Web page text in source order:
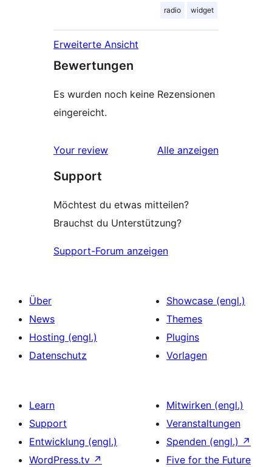
radio widget
Erweiterte Ansicht
Bewertungen
Es wurden noch keine Rezensionen
eingereicht.
Your review Alle Rezensionen
anzeigen
Support
Möchtest du etwas mitteilen?
Brauchst du Unterstützung?
Support-Forum anzeigen
Über
News
Hosting (engl.)
Datenschutz
Showcase (engl.)
Themes
Plugins
Vorlagen
Learn
Support
Entwicklung (engl.)
WordPress.tv ↗
Mitwirken (engl.)
Veranstaltungen
Spenden (engl.) ↗
Five for the Future